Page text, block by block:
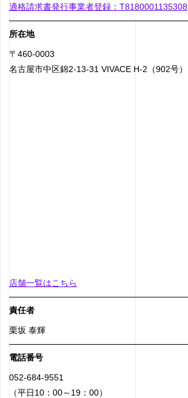
適格請求書発行事業者登録：T8180001135308
所在地
〒460-0003
名古屋市中区錦2-13-31 VIVACE H-2（902号）
店舗一覧はこちら
責任者
栗坂 泰輝
電話番号
052-684-9551
（平日10：00～19：00）